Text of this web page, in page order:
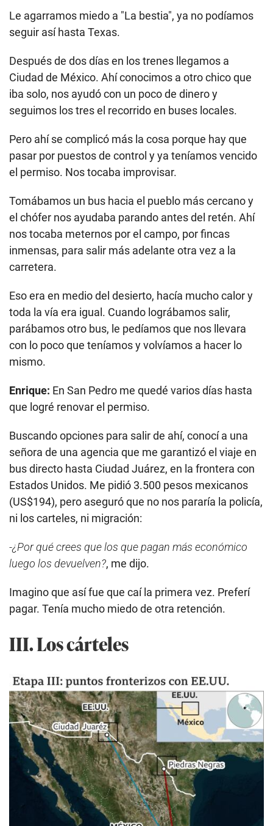
Le agarramos miedo a "La bestia", ya no podíamos
seguir así hasta Texas.
Después de dos días en los trenes llegamos a
Ciudad de México. Ahí conocimos a otro chico que
iba solo, nos ayudó con un poco de dinero y
seguimos los tres el recorrido en buses locales.
Pero ahí se complicó más la cosa porque hay que
pasar por puestos de control y ya teníamos vencido
el permiso. Nos tocaba improvisar.
Tomábamos un bus hacia el pueblo más cercano y
el chófer nos ayudaba parando antes del retén. Ahí
nos tocaba meternos por el campo, por fincas
inmensas, para salir más adelante otra vez a la
carretera.
Eso era en medio del desierto, hacía mucho calor y
toda la vía era igual. Cuando lográbamos salir,
parábamos otro bus, le pedíamos que nos llevara
con lo poco que teníamos y volvíamos a hacer lo
mismo.
Enrique: En San Pedro me quedé varios días hasta
que logré renovar el permiso.
Buscando opciones para salir de ahí, conocí a una
señora de una agencia que me garantizó el viaje en
bus directo hasta Ciudad Juárez, en la frontera con
Estados Unidos. Me pidió 3.500 pesos mexicanos
(US$194), pero aseguró que no nos pararía la policía,
ni los carteles, ni migración:
-¿Por qué crees que los que pagan más económico
luego los devuelven?, me dijo.
Imagino que así fue que caí la primera vez. Preferí
pagar. Tenía mucho miedo de otra retención.
III. Los cárteles